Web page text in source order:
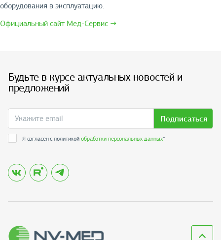
оборудования в эксплуатацию.
Официальный сайт Мед-Сервис →
Будьте в курсе актуальных новостей и
предложений
Подписаться
Я согласен с политикойобработки персональных данных*